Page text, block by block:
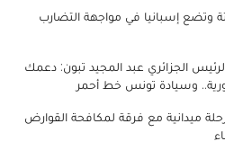
وتضع إسبانيا في مواجهة التضارب
الجزائري عبد المجيد تبون: دعمك
وسيادة تونس خط أحمر
ميدانية مع فرقة لمكافحة القوارض